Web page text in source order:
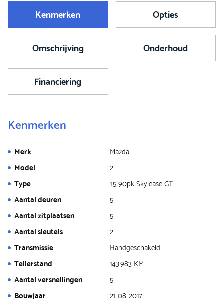
Kenmerken Opties
Omschrijving Onderhoud
Financiering
Kenmerken
Merk
Mazda
Model
2
Type
1.5 90pk Skylease GT
Aantal deuren
5
Aantal zitplaatsen
5
Aantal sleutels
2
Transmissie
Handgeschakeld
Tellerstand
143.983 KM
Aantal versnellingen
5
Bouwjaar
21-08-2017